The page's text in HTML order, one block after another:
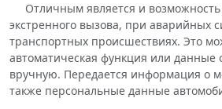
Отличным является и возможность
экстренного вызова, при аварийных
транспортных происшествиях. Это
автоматическая функция или данные
вручную. Передается информация о
также персональные данные